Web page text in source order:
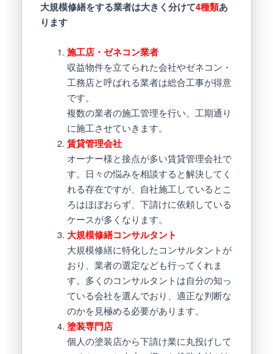
大規模修繕をする業者は大きく分けて4種類あ
ります
施工店・ゼネコン業者
収益物件を立てられた会社やゼネコン・
工務店と呼ばれる業者は総合工事が得意
です。
複数の業者の施工管理を行い、工期通り
に施工させていきます。
賃貸管理会社
オーナー様と接点が多い賃貸管理会社で
す。日々の悩みを相談すると解決してく
れる存在ですが、自社施工しているとこ
ろはほぼおらず、下請けに依頼している
ケースが多くなります。
大規模修繕コンサルタント
大規模修繕に特化したコンサルタントが
おり、業者の選定なども行ってくれま
す。多くのコンサルタントは自分の知っ
ている会社を選んでおり、適正な判断な
のかを見極める必要があります。
塗装専門店
個人の塗装店から下請け業に丸投げして